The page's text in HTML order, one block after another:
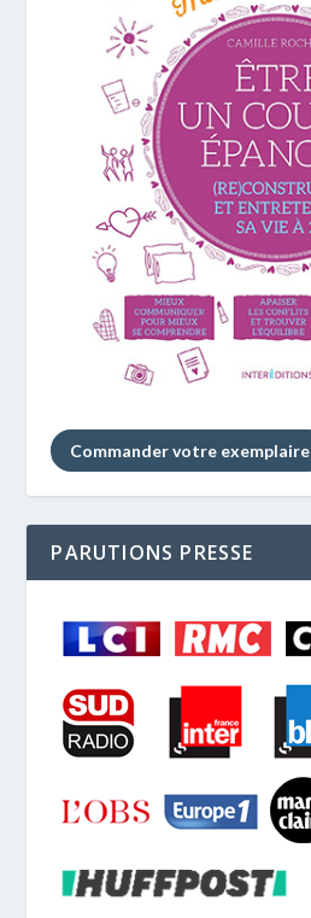
Commander votre exemplaire
PARUTIONS PRESSE